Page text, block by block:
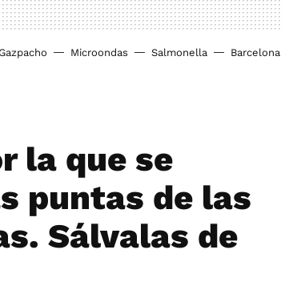
Gazpacho Microondas Salmonella Barcelona
la que se
puntas de las
Sálvalas de